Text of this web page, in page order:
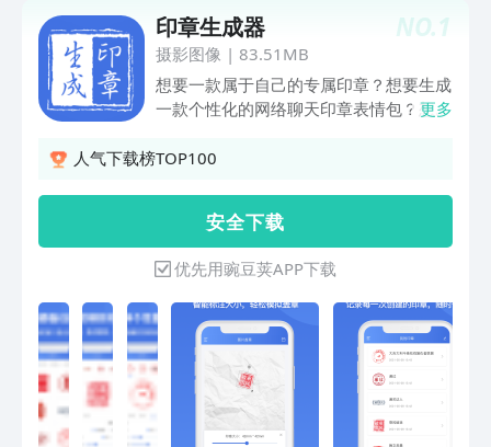
供小伙伴们参考使用，感兴趣的小伙伴就随着小斌啊一起
来看看吧。
NO.1
印章生成器
摄影图像 | 83.51MB
想要一款属于自己的专属印章？想要生成
一款个性化的网络聊天印章表情包？想要
成-内含各种印章模板，样式丰富多样，
各种属性一键调整，轻松定制您的印章！
【核心功能】· 多种印章模板可选，包括
圆形印章、方形印章、椭圆印章、各类闲
章等· 各类可调节，多种字体，阳文阴
文，字体大小，字体边距，图案，颜色等
· 模糊处理，划痕效果，做旧印章，模拟
真实印章，让印章更真实！· 图片一键盖
章：选择背景图片，智能标注印章真实大
小，轻松将印章随意盖到图片上
更多
人气下载榜TOP100
安 全 下 载
优先用豌豆荚APP下载